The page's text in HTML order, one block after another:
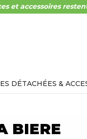
et accessoires
DÉTACHÉES &
BIERE